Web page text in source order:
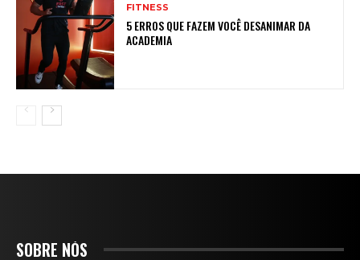
FITNESS
5 ERROS QUE FAZEM VOCÊ DESANIMAR DA
ACADEMIA
SOBRE NÓS